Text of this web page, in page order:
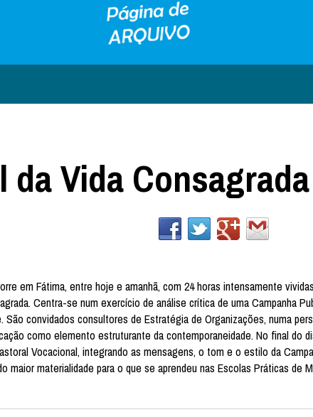
da Vida Consagrada
em Fátima, entre hoje e amanhã, com 24 horas intensamente
Centra-se num exercício de análise crítica de uma Campanha
convidados consultores de Estratégia de Organizações, numa
como elemento estruturante da contemporaneidade. No final do
Vocacional, integrando as mensagens, o tom e o estilo da
materialidade para o que se aprendeu nas Escolas Práticas de